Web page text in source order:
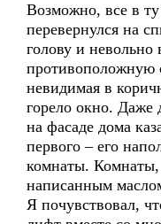
Возможно, все в
перевернулся на
голову и невольно
противоположную
невидимая в
горело окно. Даже
на фасаде дома
первого – его
комнаты.
написанным
Я почувствовал,